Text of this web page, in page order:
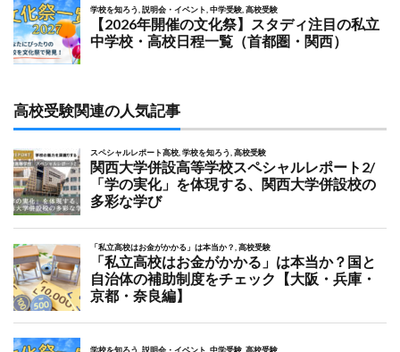
高校受験関連の人気記事